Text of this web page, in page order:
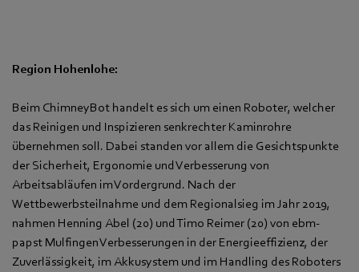
Region Hohenlohe:
Beim ChimneyBot handelt es sich um einen Roboter, welcher
das Reinigen und Inspizieren senkrechter Kaminrohre
übernehmen soll. Dabei standen vor allem die Gesichtspunkte
der Sicherheit, Ergonomie undVerbesserung von
Arbeitsabläufen im Vordergrund. Nach der
Wettbewerbsteilnahme und dem Regionalsieg im Jahr 2019,
nahmen Henning Abel (20) und Timo Reimer (20) von ebm-
papst Mulfingen Verbesserungen in der Energieeffizienz, der
Zuverlässigkeit, im Akkusystem und im Handling des Roboters